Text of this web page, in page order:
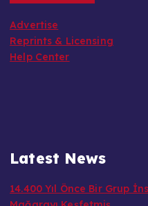
Advertise
Reprints & Licensing
Help Center
Latest News
14.400 Yıl Önce Bir Grup